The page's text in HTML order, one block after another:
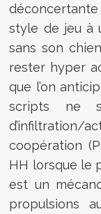
style de jeu à
sans son
rester hyper
que l’on
scripts ne
d’infiltration/
coopération
HH lorsque le
est un
propulsions